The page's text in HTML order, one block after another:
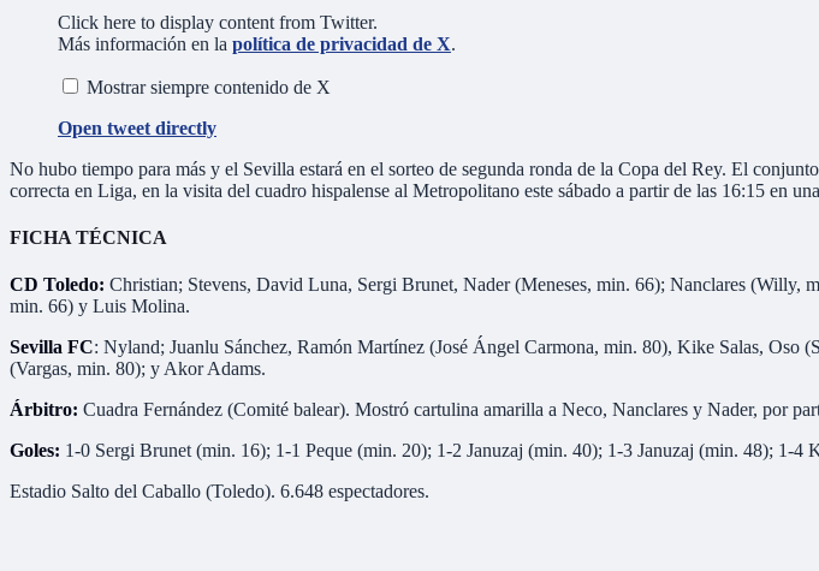
Click here to display content from Twitter.
Más información en la política de privacidad de X.
Mostrar siempre contenido de X
Open tweet directly
No hubo tiempo para más y el Sevilla estará en el sorteo de segunda ronda de la Copa del Rey. El
correcta en Liga, en la visita del cuadro hispalense al Metropolitano este sábado a partir de las 16:15 en
FICHA TÉCNICA
CD Toledo: Christian; Stevens, David Luna, Sergi Brunet, Nader (Meneses, min. 66); Nanclares
min. 66) y Luis Molina.
Sevilla FC: Nyland; Juanlu Sánchez, Ramón Martínez (José Ángel Carmona, min. 80), Kike Salas,
(Vargas, min. 80); y Akor Adams.
Árbitro: Cuadra Fernández (Comité balear). Mostró cartulina amarilla a Neco, Nanclares y Nader, por
Goles: 1-0 Sergi Brunet (min. 16); 1-1 Peque (min. 20); 1-2 Januzaj (min. 40); 1-3 Januzaj (min. 48); 1-4
Estadio Salto del Caballo (Toledo). 6.648 espectadores.